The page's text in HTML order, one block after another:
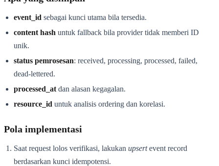
event_id sebagai kunci utama bila tersedia.
content hash untuk fallback bila provider tidak memberi ID
unik.
status pemrosesan: received, processing, processed, failed,
dead-lettered.
processed_at dan alasan kegagalan.
resource_id untuk analisis ordering dan korelasi.
Pola implementasi
Saat request lolos verifikasi, lakukan upsertevent record
berdasarkan kunci idempotensi.